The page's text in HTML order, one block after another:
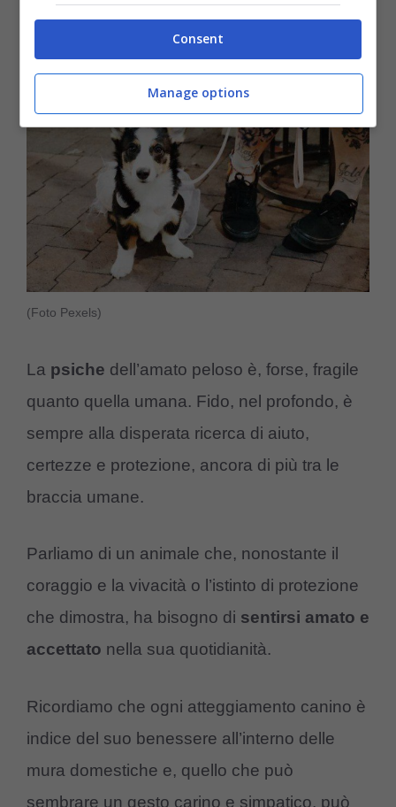
Continuiamo la lettura qui.
(Foto Pexels)
La psiche dell’amato peloso è, forse, fragile
quanto quella umana. Fido, nel profondo, è
sempre alla disperata ricerca di aiuto,
certezze e protezione, ancora di più tra le
braccia umane.
Parliamo di un animale che, nonostante il
coraggio e la vivacità o l’istinto di protezione
che dimostra, ha bisogno di sentirsi amato e
accettato nella sua quotidianità.
Ricordiamo che ogni atteggiamento canino è
indice del suo benessere all’interno delle
mura domestiche e, quello che può
sembrare un gesto carino e simpatico, può
Consent
Manage options